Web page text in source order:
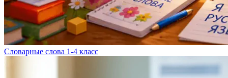
Словарные слова 1-4 класс